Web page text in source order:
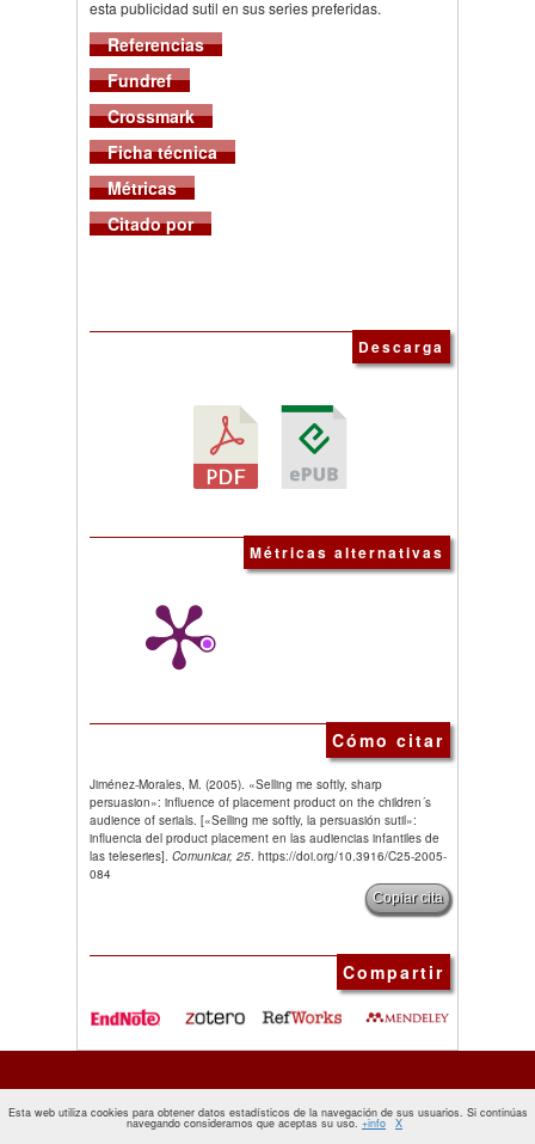
esta publicidad sutil en sus series preferidas.
Referencias
Fundref
Crossmark
Ficha técnica
Métricas
Citado por
Descarga
Métricas alternativas
Cómo citar
Jiménez-Morales, M. (2005). «Selling me softly, sharp
persuasion»: influence of placement product on the children´s
audience of serials. [«Selling me softly, la persuasión sutil»:
influencia del product placement en las audiencias infantiles de
las teleseries]. Comunicar, 25. https://doi.org/10.3916/C25-2005-
084
Copiar cita
Compartir
Esta web utiliza cookies para obtener datos estadísticos de la navegación de sus usuarios. Si continúas
navegando consideramos que aceptas su uso. +info X